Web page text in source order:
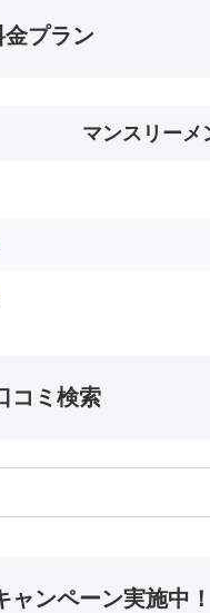
プラン
マンスリーメ
コミ検索
ンペーン実施中！